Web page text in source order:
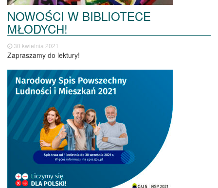
NOWOŚCI W BIBLIOTECE
MŁODYCH!
30 kwietnia 2021
Zapraszamy do lektury!